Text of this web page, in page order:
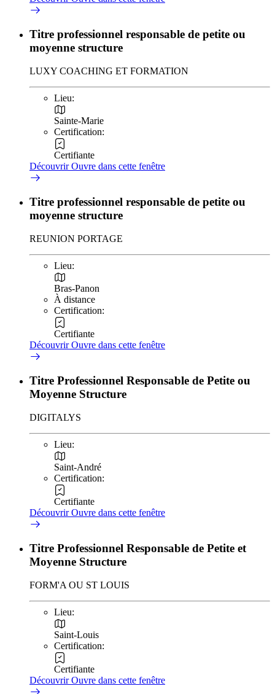
Titre professionnel responsable de petite ou
moyenne structure
LUXY COACHING ET FORMATION
Lieu:
Sainte-Marie
Certification:
Certifiante
DécouvrirOuvre dans cette fenêtre
Titre professionnel responsable de petite ou
moyenne structure
REUNION PORTAGE
Lieu:
Bras-Panon
À distance
Certification:
Certifiante
DécouvrirOuvre dans cette fenêtre
Titre Professionnel Responsable de Petite ou
Moyenne Structure
DIGITALYS
Lieu:
Saint-André
Certification:
Certifiante
DécouvrirOuvre dans cette fenêtre
Titre Professionnel Responsable de Petite et
Moyenne Structure
FORM'A OU ST LOUIS
Lieu:
Saint-Louis
Certification:
Certifiante
DécouvrirOuvre dans cette fenêtre